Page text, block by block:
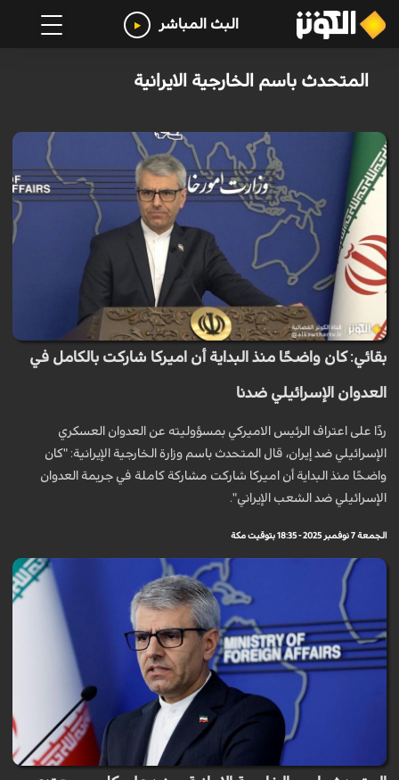
البث المباشر
المتحدث باسم الخارجية الايرانية
بقائي: كان واضحًا منذ البداية أن اميركا شاركت بالكامل في
العدوان الإسرائيلي ضدنا
ردًا على اعتراف الرئيس الاميركي بمسؤوليته عن العدوان العسكري
الإسرائيلي ضد إيران، قال المتحدث باسم وزارة الخارجية الإيرانية: "كان
واضحًا منذ البداية أن اميركا شاركت مشاركة كاملة في جريمة العدوان
الإسرائيلي ضد الشعب الإيراني".
الجمعة 7 نوفمبر 2025 - 18:35 بتوقيت مكة